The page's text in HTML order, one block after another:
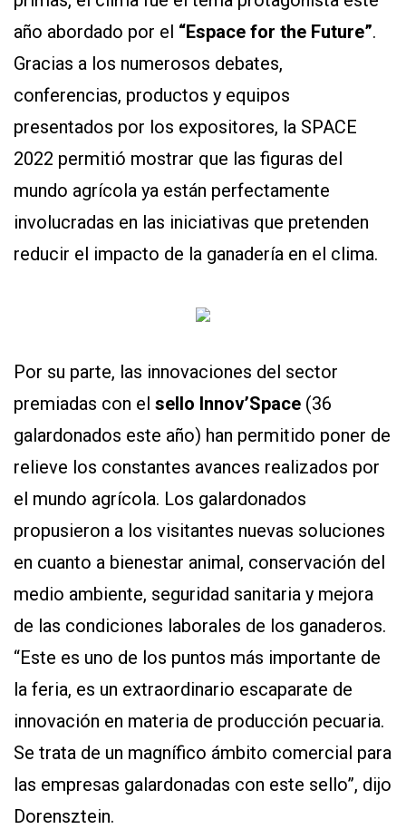
año abordado por el “Espace for the Future”.
Gracias a los numerosos debates,
conferencias, productos y equipos
presentados por los expositores, la SPACE
2022 permitió mostrar que las figuras del
mundo agrícola ya están perfectamente
involucradas en las iniciativas que pretenden
reducir el impacto de la ganadería en el clima.
Por su parte, las innovaciones del sector
premiadas con el sello Innov’Space (36
galardonados este año) han permitido poner de
relieve los constantes avances realizados por
el mundo agrícola. Los galardonados
propusieron a los visitantes nuevas soluciones
en cuanto a bienestar animal, conservación del
medio ambiente, seguridad sanitaria y mejora
de las condiciones laborales de los ganaderos.
“Este es uno de los puntos más importante de
la feria, es un extraordinario escaparate de
innovación en materia de producción pecuaria.
Se trata de un magnífico ámbito comercial para
las empresas galardonadas con este sello”, dijo
Dorensztein.